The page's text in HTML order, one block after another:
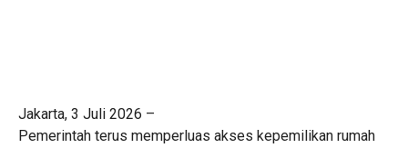
Jakarta, 3 Juli 2026 –
Pemerintah terus memperluas akses kepemilikan rumah